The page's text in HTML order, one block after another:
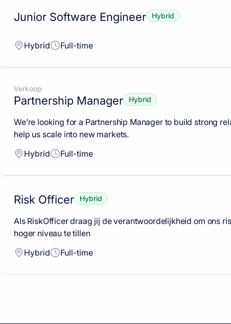
Junior Software Engineer Hybrid
Hybrid Full-time
Verkoop
Partnership Manager Hybrid
We’re looking for a Partnership Manager to build strong
help us scale into new markets.
Hybrid
Full-time
Risk Officer Hybrid
Als RiskOfficer draag jij de verantwoordelijkheid om ons
hoger niveau te tillen
Hybrid
Full-time